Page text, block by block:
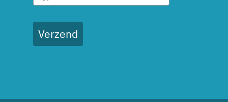
Verzend